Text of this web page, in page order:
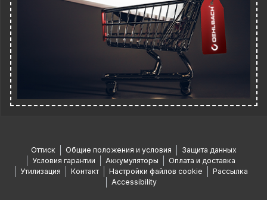
Оттиск Общие положения и условия
Защита данных
Условия гарантии
Аккумуляторы
Оплата и доставка
Утилизация
Контакт Настройки файлов cookie
Рассылка
Accessibility